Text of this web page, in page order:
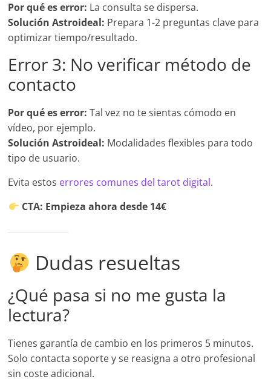
Por qué es error: La consulta se dispersa.
Solución Astroideal: Prepara 1-2 preguntas clave para
optimizar tiempo/resultado.
Error 3: No verificar método de
contacto
Por qué es error: Tal vez no te sientas cómodo en
vídeo, por ejemplo.
Solución Astroideal: Modalidades flexibles para todo
tipo de usuario.
Evita estos errores comunes del tarot digital.
CTA: Empieza ahora desde 14€
Dudas resueltas
¿Qué pasa si no me gusta la
lectura?
Tienes garantía de cambio en los primeros 5 minutos.
Solo contacta soporte y se reasigna a otro profesional
sin coste adicional.